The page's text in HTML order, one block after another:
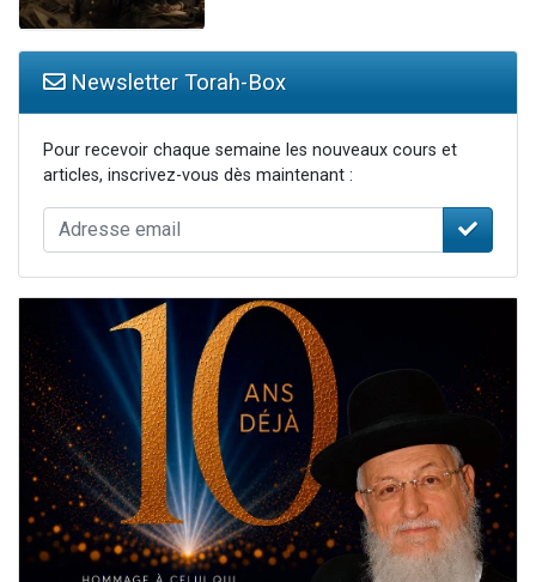
Newsletter Torah-Box
Pour recevoir chaque semaine les nouveaux cours et
articles, inscrivez-vous dès maintenant :